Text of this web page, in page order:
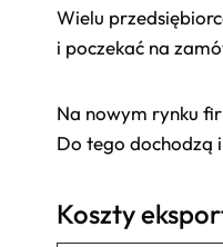
Wielu
i poczekać na
Na nowym rynku
Do tego dochodzą
Koszty